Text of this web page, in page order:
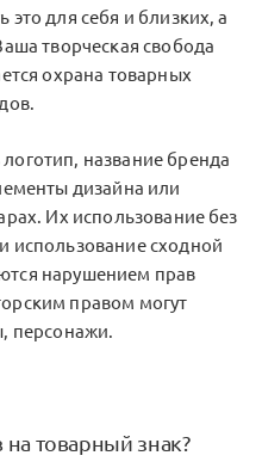
для себя и близких, а
творческая свобода
охрана товарных
название бренда
дизайна или
Их использование без
использование сходной
нарушением прав
правом могут
персонажи.
на товарный знак?